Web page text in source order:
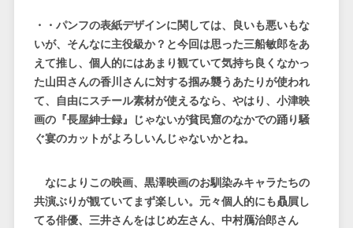
・・パンフの表紙デザインに関しては、良いも悪いもな
いが、そんなに主役級か？と今回は思った三船敏郎をあ
えて推し、個人的にはあまり観ていて気持ち良くなかっ
た山田さんの香川さんに対する掴み襲うあたりが使われ
て、自由にスチール素材が使えるなら、やはり、小津映
画の『長屋紳士録』じゃないが貧民窟のなかでの踊り騒
ぐ宴のカットがよろしいんじゃないかとね。
なによりこの映画、黒澤映画のお馴染みキャラたちの
共演ぶりが観ていてまず楽しい。元々個人的にも贔屓し
てる俳優、三井さんをはじめ左さん、中村鴈治郎さん